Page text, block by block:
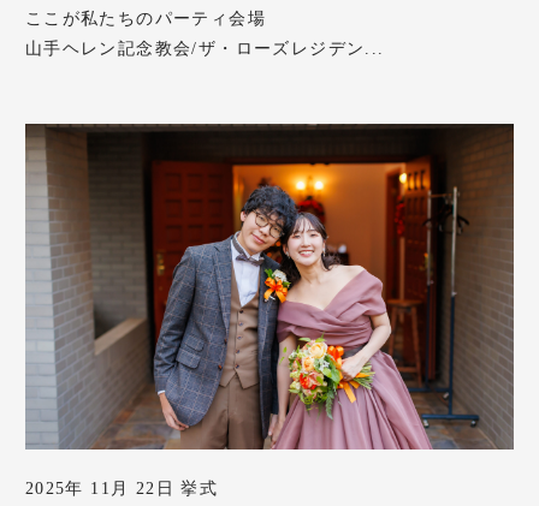
ここが私たちのパーティ会場
山手ヘレン記念教会/ザ・ローズレジデン...
2025年 11月 22日 挙式